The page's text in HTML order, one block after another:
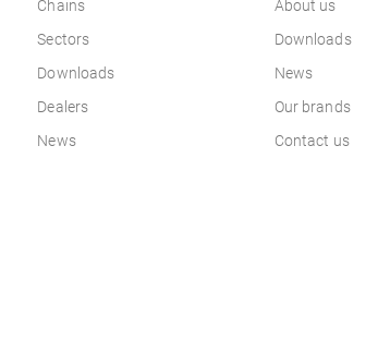
Chains
Sectors
Downloads
Dealers
News
About us
Downloads
News
Our brands
Contact us